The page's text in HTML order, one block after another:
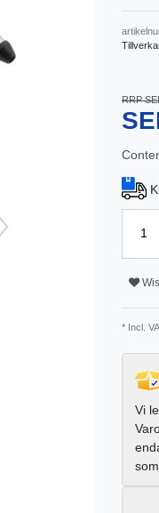
RRP
* Incl.
Vi